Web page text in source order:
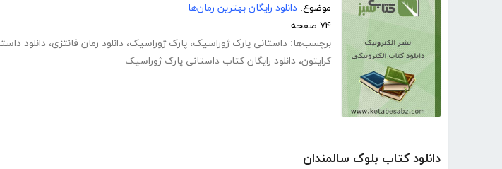
موضوع: دانلود رایگان بهترین رمان‌ها
۷۴ صفحه
برچسب‌ها: داستانی پارک ژوراسیک، پارک ژوراسیک، دانلود رمان فانتزی، دانلود
کرایتون، دانلود رایگان کتاب داستانی پارک ژوراسیک
دانلود کتاب بلوک سالمندان